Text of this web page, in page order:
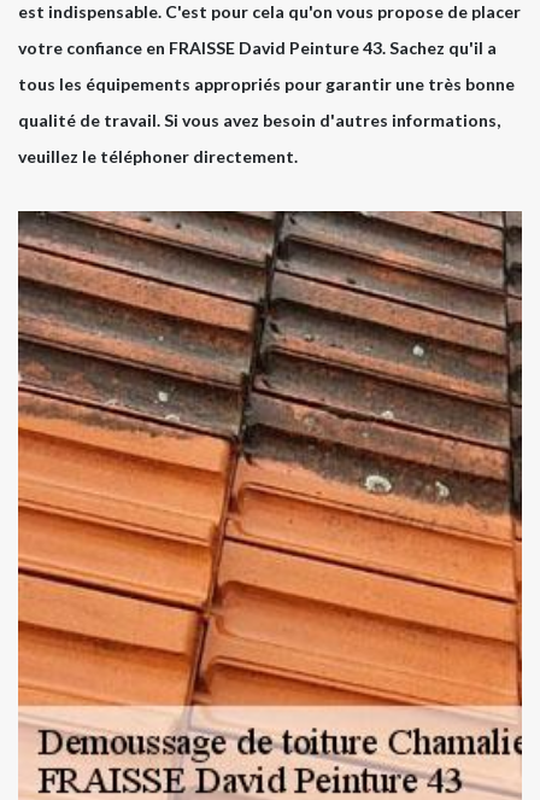
est indispensable. C'est pour cela qu'on vous propose de placer
votre confiance en FRAISSE David Peinture 43. Sachez qu'il a
tous les équipements appropriés pour garantir une très bonne
qualité de travail. Si vous avez besoin d'autres informations,
veuillez le téléphoner directement.